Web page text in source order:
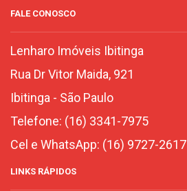
FALE CONOSCO
Lenharo Imóveis Ibitinga
Rua Dr Vitor Maida, 921
Ibitinga - São Paulo
Telefone: (16) 3341-7975
Cel e WhatsApp: (16) 9727-2617
LINKS RÁPIDOS